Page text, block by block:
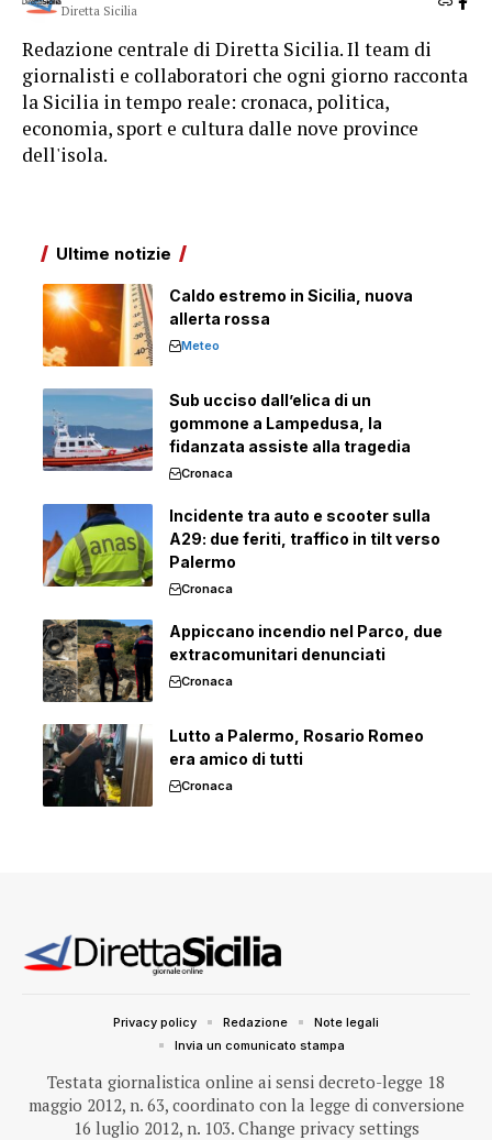
Diretta Sicilia
Redazione centrale di Diretta Sicilia. Il team di
giornalisti e collaboratori che ogni giorno racconta
la Sicilia in tempo reale: cronaca, politica,
economia, sport e cultura dalle nove province
dell'isola.
Ultime notizie
Caldo estremo in Sicilia, nuova
allerta rossa
Meteo
Sub ucciso dall’elica di un
gommone a Lampedusa, la
fidanzata assiste alla tragedia
Cronaca
Incidente tra auto e scooter sulla
A29: due feriti, traffico in tilt verso
Palermo
Cronaca
Appiccano incendio nel Parco, due
extracomunitari denunciati
Cronaca
Lutto a Palermo, Rosario Romeo
era amico di tutti
Cronaca
Testata giornalistica online ai sensi decreto-legge 18
maggio 2012, n. 63, coordinato con la legge di conversione
16 luglio 2012, n. 103. Change privacy settings
Privacy policy Redazione
Note legali
Invia un comunicato stampa